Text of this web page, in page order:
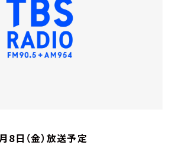
8日（金）放送予定